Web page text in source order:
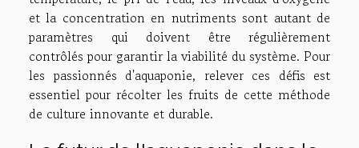
et la concentration en nutriments sont autant de
paramètres qui doivent être régulièrement
contrôlés pour garantir la viabilité du système. Pour
les passionnés d'aquaponie, relever ces défis est
essentiel pour récolter les fruits de cette méthode
de culture innovante et durable.